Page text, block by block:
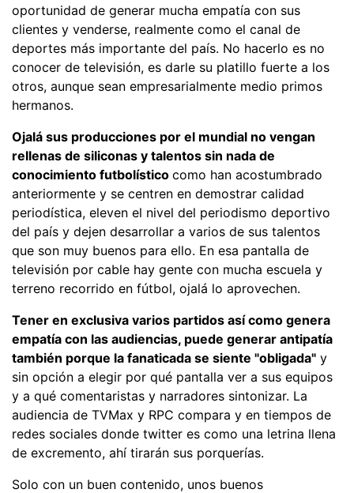
oportunidad de generar mucha empatía con sus
clientes y venderse, realmente como el canal de
deportes más importante del país. No hacerlo es no
conocer de televisión, es darle su platillo fuerte a los
otros, aunque sean empresarialmente medio primos
hermanos.
Ojalá sus producciones por el mundial no vengan
rellenas de siliconas y talentos sin nada de
conocimiento futbolístico como han acostumbrado
anteriormente y se centren en demostrar calidad
periodística, eleven el nivel del periodismo deportivo
del país y dejen desarrollar a varios de sus talentos
que son muy buenos para ello. En esa pantalla de
televisión por cable hay gente con mucha escuela y
terreno recorrido en fútbol, ojalá lo aprovechen.
Tener en exclusiva varios partidos así como genera
empatía con las audiencias, puede generar antipatía
también porque la fanaticada se siente "obligada" y
sin opción a elegir por qué pantalla ver a sus equipos
y a qué comentaristas y narradores sintonizar. La
audiencia de TVMax y RPC compara y en tiempos de
redes sociales donde twitter es como una letrina llena
de excremento, ahí tirarán sus porquerías.
Solo con un buen contenido, unos buenos